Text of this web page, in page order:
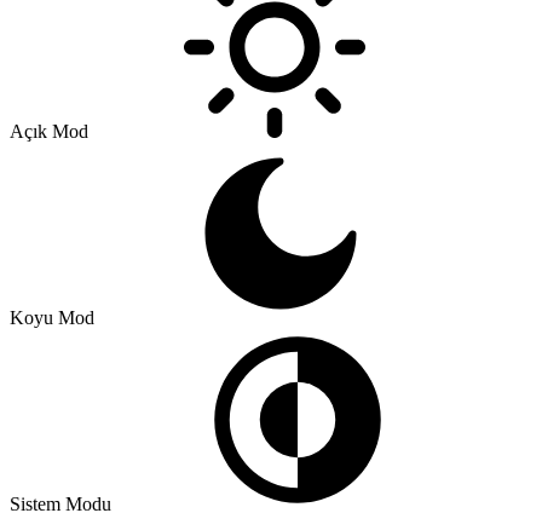
Açık Mod
Koyu Mod
Sistem Modu